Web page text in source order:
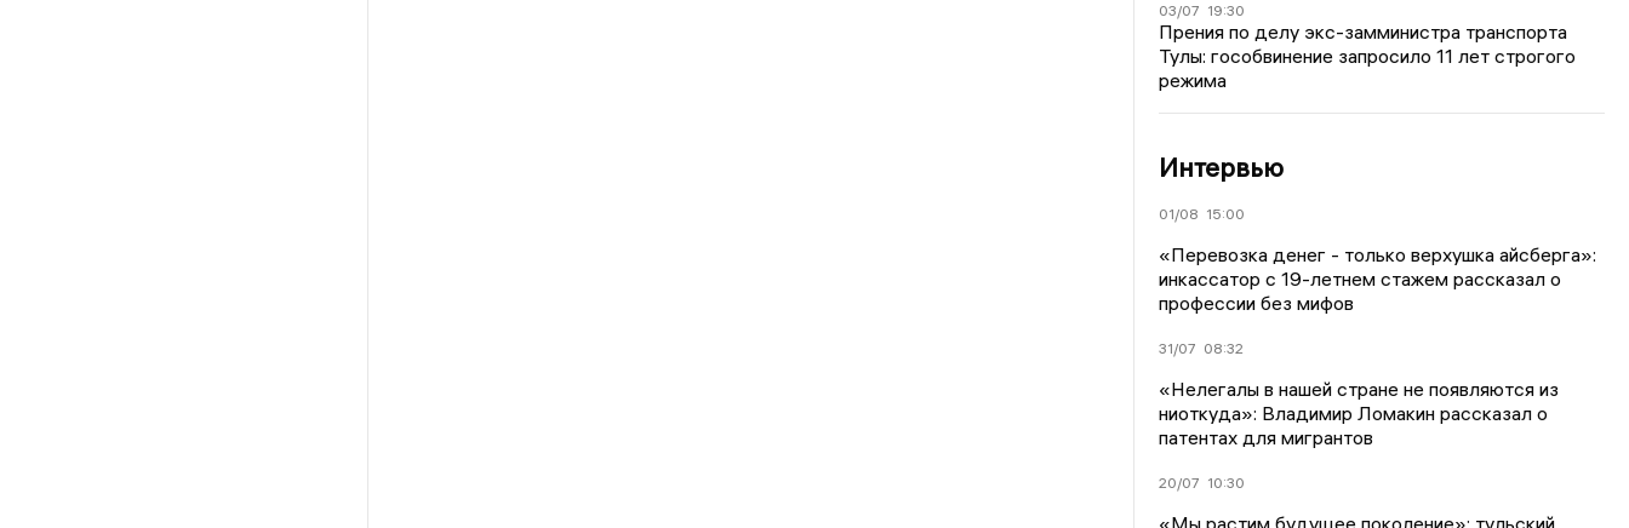
03/07 19:30
Прения по делу экс-замминистра транспорта
Тулы: гособвинение запросило 11 лет строгого
режима
Интервью
01/08 15:00
«Перевозка денег - только верхушка айсберга»:
инкассатор с 19-летнем стажем рассказал о
профессии без мифов
31/07 08:32
«Нелегалы в нашей стране не появляются из
ниоткуда»: Владимир Ломакин рассказал о
патентах для мигрантов
20/07 10:30
«Мы растим будущее поколение»: тульский